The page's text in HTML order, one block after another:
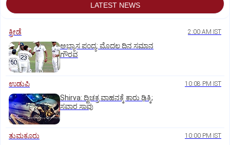
LATEST NEWS
ಕ್ರೀಡೆ 2:00 AM IST
ಅಭ್ಯಾಸ ಪಂದ್ಯ: ಮೊದಲ ದಿನ ಸಮಾನ
ಗೌರವ
ಉಡುಪಿ 10:08 PM IST
Shirva: ದ್ವಿಚಕ್ರ ವಾಹನಕ್ಕೆ ಕಾರು ಢಿಕ್ಕಿ;
ಸವಾರ ಸಾವು
ತುಮಕೂರು 10:00 PM IST